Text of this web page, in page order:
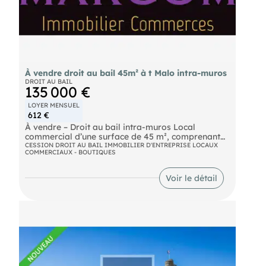
À vendre droit au bail 45m² à t Malo intra-muros
DROIT AU BAIL
135 000 €
LOYER MENSUEL
612 €
À vendre – Droit au bail intra-muros Local
commercial d’une surface de 45 m², comprenant
un espace de vente, des sanitaires ainsi qu’une
arrière-boutique attenante. Une cave de 20 m² en
autorisés, hors activités générant des nuisances.
Loyer mensuel HT : 612 € Prix de cession : 125 000
CESSION DROIT AU BAIL IMMOBILIER D'ENTREPRISE LOCAUX
COMMERCIAUX - BOUTIQUES
Voir le détail